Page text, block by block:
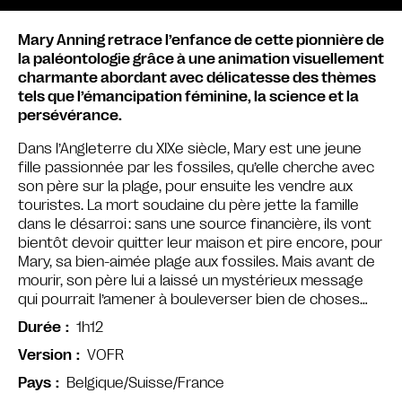
Mary Anning retrace l’enfance de cette pionnière de
la paléontologie grâce à une animation visuellement
charmante abordant avec délicatesse des thèmes
tels que l’émancipation féminine, la science et la
persévérance.
Dans l’Angleterre du XIXe siècle, Mary est une jeune
fille passionnée par les fossiles, qu’elle cherche avec
son père sur la plage, pour ensuite les vendre aux
touristes. La mort soudaine du père jette la famille
dans le désarroi : sans une source financière, ils vont
bientôt devoir quitter leur maison et pire encore, pour
Mary, sa bien-aimée plage aux fossiles. Mais avant de
mourir, son père lui a laissé un mystérieux message
qui pourrait l’amener à bouleverser bien de choses…
Durée
1h12
Version
VOFR
Pays
Belgique/Suisse/France